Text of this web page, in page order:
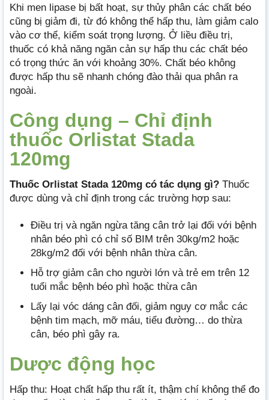
Khi men lipase bị bất hoạt, sự thủy phân các chất béo
cũng bị giảm đi, từ đó không thể hấp thu, làm giảm calo
vào cơ thể, kiểm soát trọng lượng. Ở liều điều trị,
thuốc có khả năng ngăn cản sự hấp thu các chất béo
có trọng thức ăn với khoảng 30%. Chất béo không
được hấp thu sẽ nhanh chóng đào thải qua phân ra
ngoài.
Công dụng – Chỉ định
thuốc Orlistat Stada
120mg
Thuốc Orlistat Stada 120mg có tác dụng gì? Thuốc
được dùng và chỉ định trong các trường hợp sau:
Điều trị và ngăn ngừa tăng cân trở lại đối với bệnh
nhân béo phì có chỉ số BIM trên 30kg/m2 hoặc
28kg/m2 đối với bệnh nhân thừa cân.
Hỗ trợ giảm cân cho người lớn và trẻ em trên 12
tuổi mắc bệnh béo phì hoặc thừa cân
Lấy lại vóc dáng cân đối, giảm nguy cơ mắc các
bệnh tim mạch, mỡ máu, tiểu đường… do thừa
cân, béo phì gây ra.
Dược động học
Hấp thu: Hoạt chất hấp thu rất ít, thậm chí không thể đo